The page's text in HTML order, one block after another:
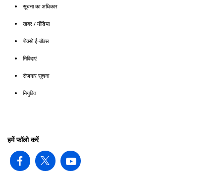
सूचना का अधिकार
खबर / मीडिया
पोक्सो ई-बॉक्स
निविदाएं
रोजगार सूचना
नियुक्ति
हमें फॉलो करें